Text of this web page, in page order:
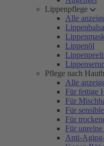
Lippenpflege
Alle
Lippenöl
Pflege nach
Alle
Für fettige
Für
Für
Für
Für
Anti-